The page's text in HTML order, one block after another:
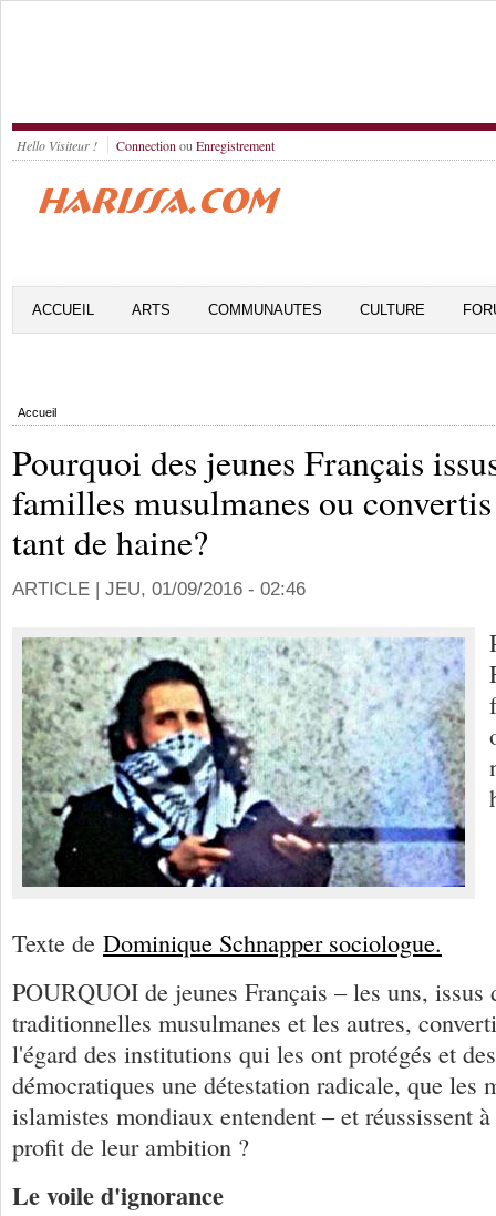
Hello Visiteur ! Connection ou Enregistrement
ACCUEIL ARTS COMMUNAUTES CULTURE
Accueil
Pourquoi des jeunes Français
familles musulmanes ou
tant de haine?
ARTICLE | JEU, 01/09/2016 - 02:46
Texte de Dominique Schnapper sociologue.
POURQUOI de jeunes Français – les uns, issus
traditionnelles musulmanes et les autres,
l'égard des institutions qui les ont protégés et
démocratiques une détestation radicale, que les
islamistes mondiaux entendent – et réussissent
profit de leur ambition ?
Le voile d'ignorance